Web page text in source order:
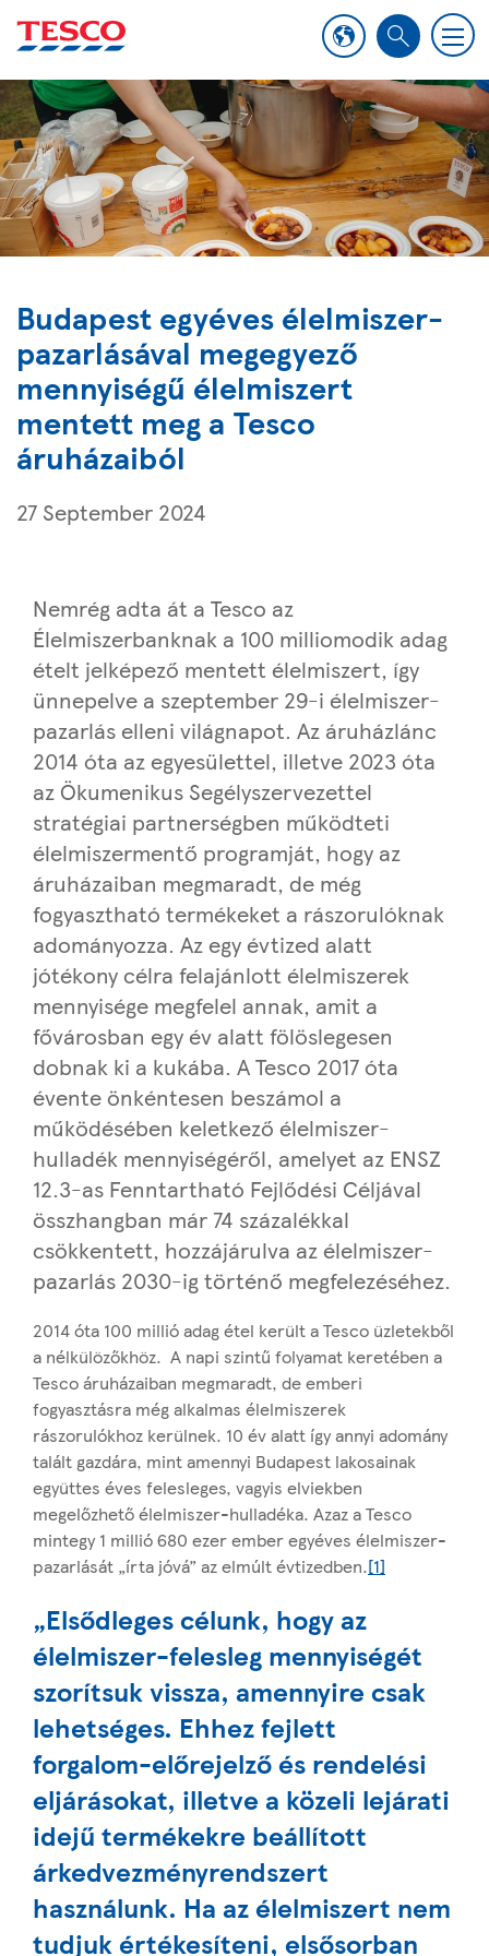
S
a
r
c
h
M
e
n
u
Budapest egyéves élelmiszer-
pazarlásával megegyező
mennyiségű élelmiszert
mentett meg a Tesco
áruházaiból
27 September 2024
Nemrég adta át a Tesco az
Élelmiszerbanknak a 100 milliomodik adag
ételt jelképező mentett élelmiszert, így
ünnepelve a szeptember 29-i élelmiszer-
pazarlás elleni világnapot. Az áruházlánc
2014 óta az egyesülettel, illetve 2023 óta
az Ökumenikus Segélyszervezettel
stratégiai partnerségben működteti
élelmiszermentő programját, hogy az
áruházaiban megmaradt, de még
fogyasztható termékeket a rászorulóknak
adományozza. Az egy évtized alatt
jótékony célra felajánlott élelmiszerek
mennyisége megfelel annak, amit a
fővárosban egy év alatt fölöslegesen
dobnak ki a kukába. A Tesco 2017 óta
évente önkéntesen beszámol a
működésében keletkező élelmiszer-
hulladék mennyiségéről, amelyet az ENSZ
12.3-as Fenntartható Fejlődési Céljával
összhangban már 74 százalékkal
csökkentett, hozzájárulva az élelmiszer-
pazarlás 2030-ig történő megfelezéséhez.
2014 óta 100 millió adag étel került a Tesco üzletekből
a nélkülözőkhöz. A napi szintű folyamat keretében a
Tesco áruházaiban megmaradt, de emberi
fogyasztásra még alkalmas élelmiszerek
rászorulókhoz kerülnek. 10 év alatt így annyi adomány
talált gazdára, mint amennyi Budapest lakosainak
együttes éves felesleges, vagyis elviekben
megelőzhető élelmiszer-hulladéka. Azaz a Tesco
mintegy 1 millió 680 ezer ember egyéves élelmiszer-
pazarlását „írta jóvá” az elmúlt évtizedben.[1]
„Elsődleges célunk, hogy az
élelmiszer-felesleg mennyiségét
szorítsuk vissza, amennyire csak
lehetséges. Ehhez fejlett
forgalom-előrejelző és rendelési
eljárásokat, illetve a közeli lejárati
idejű termékekre beállított
árkedvezményrendszert
használunk. Ha az élelmiszert nem
tudjuk értékesíteni, elsősorban